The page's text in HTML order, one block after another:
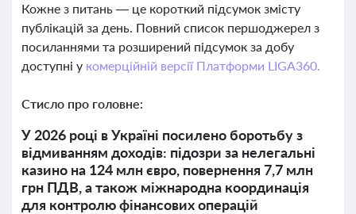
Кожне з питань — це короткий підсумок змісту
публікацій за день. Повний список першоджерел з
посиланнями та розширений підсумок за добу
доступні у комерційній версії Платформи LIGA360.
Стисло про головне:
У 2026 році в Україні посилено боротьбу з
відмиванням доходів: підозри за нелегальні
казино на 124 млн євро, повернення 7,7 млн
грн ПДВ, а також міжнародна координація
для контролю фінансових операцій